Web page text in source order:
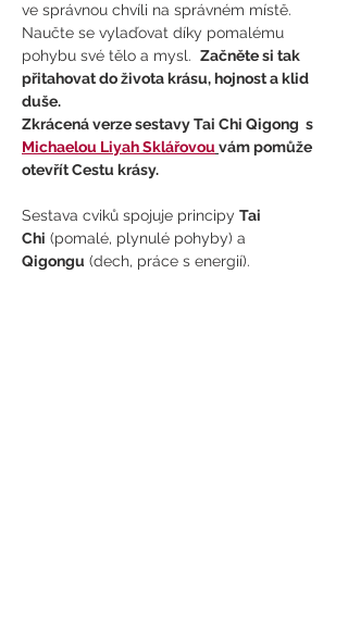
ve správnou chvíli na správném místě.
Naučte se vylaďovat díky pomalému
pohybu své tělo a mysl. Začněte si tak
přitahovat do života krásu, hojnost a klid
duše.
Zkrácená verze sestavy Tai Chi Qigong  s
Michaelou Liyah Sklářovou vám pomůže
otevřít Cestu krásy.
Sestava cviků spojuje principy Tai
Chi (pomalé, plynulé pohyby) a
Qigongu (dech, práce s energií).